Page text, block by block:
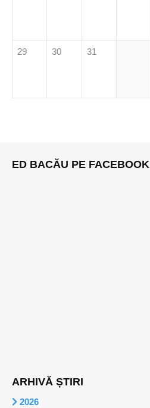
29 30 31
ED BACĂU PE FACEBOOK
ARHIVĂ ȘTIRI
2026